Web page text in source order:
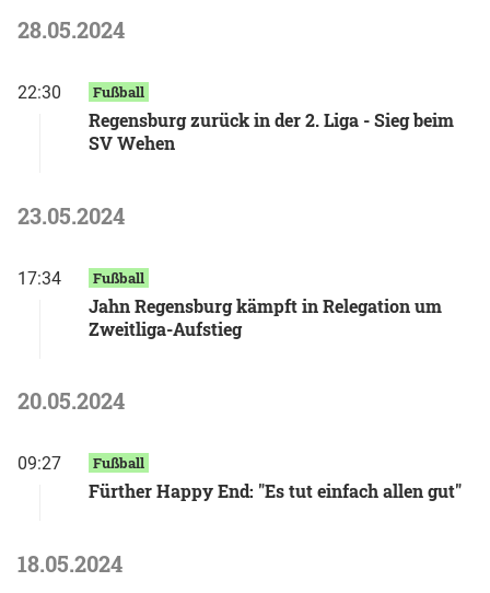
28.05.2024
22:30 Fußball
Regensburg zurück in der 2. Liga - Sieg beim
SV Wehen
23.05.2024
17:34 Fußball
Jahn Regensburg kämpft in Relegation um
Zweitliga-Aufstieg
20.05.2024
09:27 Fußball
Fürther Happy End: "Es tut einfach allen gut"
18.05.2024